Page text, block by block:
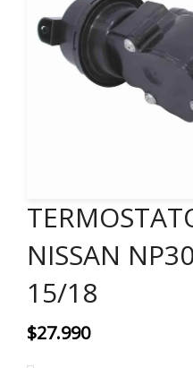
NISSAN
15/18
$27.990